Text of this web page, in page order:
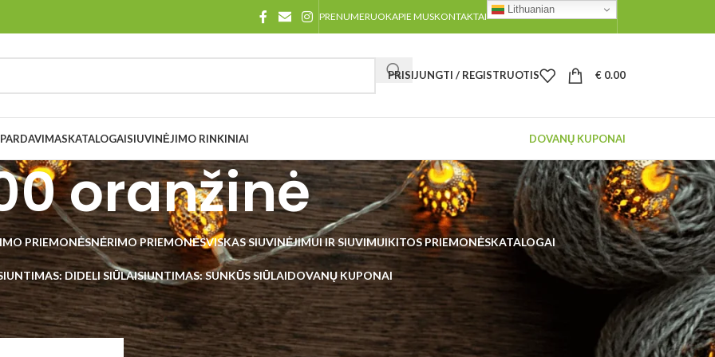
PRENUMERUOKAPIE MUSKONTAKTAI
Lithuanian
PRISIJUNGTI / REGISTRUOTIS € 0.00
KATALOGAISIUVINĖJIMO RINKINIAI DOVANŲ KUPONAI
oranžinė
PRIEMONĖSNĖRIMO PRIEMONĖSVISKAS SIUVINĖJIMUI IR SIUVIMUIKITOS PRIEMONĖSKATALOGAI
DIDELI SIŪLAISIUNTIMAS: SUNKŪS SIŪLAIDOVANŲ KUPONAI
Macrame Cotton / 800 oranžinė Rodyti 48 96 Visi